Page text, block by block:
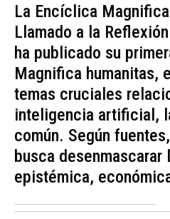
La Encíclica
Llamado a la
ha publicado su
Magnifica humanitas,
temas cruciales
inteligencia artificial,
común. Según
busca desenmascarar
epistémica,